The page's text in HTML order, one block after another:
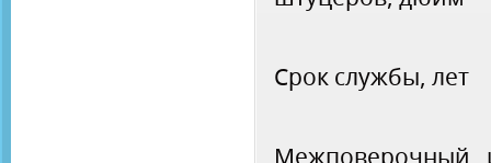
Срок службы, лет
Межповерочный